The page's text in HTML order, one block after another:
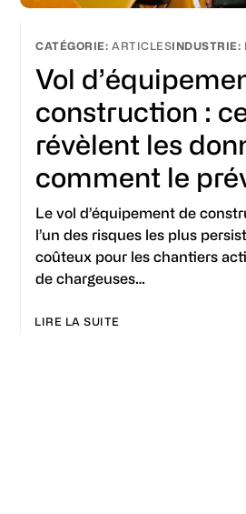
ARTICLES
Vol
construction :
révèlent les
comment le
Le vol d’équipement de
l’un des risques les plus
coûteux pour les chantiers
de chargeuses…
LIRE LA SUITE